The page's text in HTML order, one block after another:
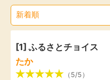
新着
高還元
無料
エンタメ
クレジットカード
[1] ふるさとチョイス
たか
（5/5）